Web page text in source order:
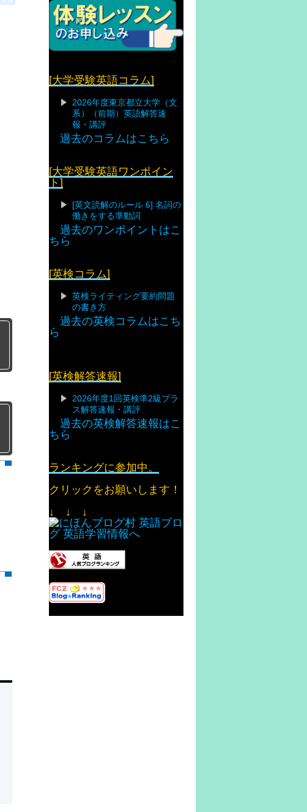
[大学受験英語コラム]
2026年度東京都立大学（文
系）（前期）英語解答速
報・講評
過去のコラムはこちら
[大学受験英語ワンポイン
ト]
[英文読解のルール 6] 名詞の
働きをする準動詞
過去のワンポイントはこ
ちら
[英検コラム]
英検ライティング要約問題
の書き方
過去の英検コラムはこち
ら
[英検解答速報]
2026年度1回英検準2級プラ
ス解答速報・講評
過去の英検解答速報はこ
ちら
ランキングに参加中。
クリックをお願いします！
↓ ↓ ↓